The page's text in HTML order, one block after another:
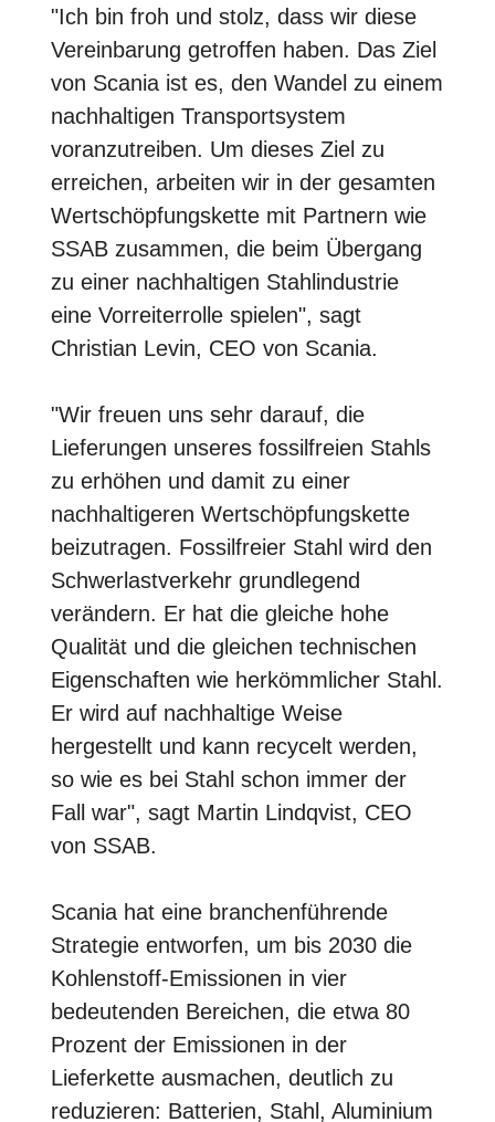
"Ich bin froh und stolz, dass wir diese
Vereinbarung getroffen haben. Das Ziel
von Scania ist es, den Wandel zu einem
nachhaltigen Transportsystem
voranzutreiben. Um dieses Ziel zu
erreichen, arbeiten wir in der gesamten
Wertschöpfungskette mit Partnern wie
SSAB zusammen, die beim Übergang
zu einer nachhaltigen Stahlindustrie
eine Vorreiterrolle spielen", sagt
Christian Levin, CEO von Scania.
"Wir freuen uns sehr darauf, die
Lieferungen unseres fossilfreien Stahls
zu erhöhen und damit zu einer
nachhaltigeren Wertschöpfungskette
beizutragen. Fossilfreier Stahl wird den
Schwerlastverkehr grundlegend
verändern. Er hat die gleiche hohe
Qualität und die gleichen technischen
Eigenschaften wie herkömmlicher Stahl.
Er wird auf nachhaltige Weise
hergestellt und kann recycelt werden,
so wie es bei Stahl schon immer der
Fall war", sagt Martin Lindqvist, CEO
von SSAB.
Scania hat eine branchenführende
Strategie entworfen, um bis 2030 die
Kohlenstoff-Emissionen in vier
bedeutenden Bereichen, die etwa 80
Prozent der Emissionen in der
Lieferkette ausmachen, deutlich zu
reduzieren: Batterien, Stahl, Aluminium